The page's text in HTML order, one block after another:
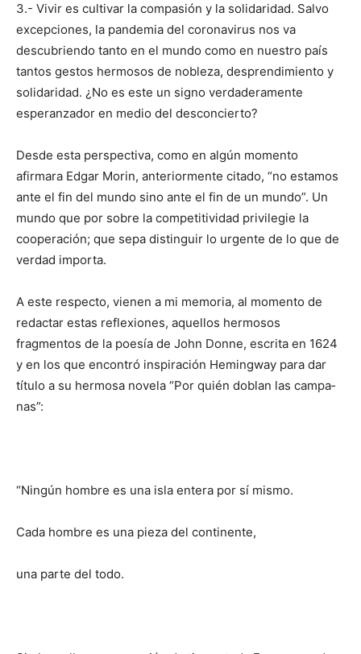
3.- Vivir es cultivar la compasión y la solidaridad. Salvo
excepciones, la pandemia del coronavirus nos va
descubriendo tanto en el mundo como en nuestro país
tantos gestos hermosos de nobleza, desprendimiento y
solidaridad. ¿No es este un signo verdaderamente
esperanzador en medio del desconcierto?
Desde esta perspectiva, como en algún momento
afirmara Edgar Morin, anteriormente citado, “no estamos
ante el fin del mundo sino ante el fin de un mun­do”. Un
mundo que por sobre la competitividad pri­vilegie la
cooperación; que sepa distinguir lo urgente de lo que de
verdad importa.
A este respecto, vienen a mi memoria, al momento de
redactar estas reflexiones, aquellos hermosos
fragmentos de la poesía de John Donne, escrita en 1624
y en los que encontró inspiración Hemingway para dar
título a su hermosa novela “Por quién doblan las campa­
nas”:
“Ningún hombre es una isla entera por sí mismo.
Cada hombre es una pieza del continente,
una parte del todo.